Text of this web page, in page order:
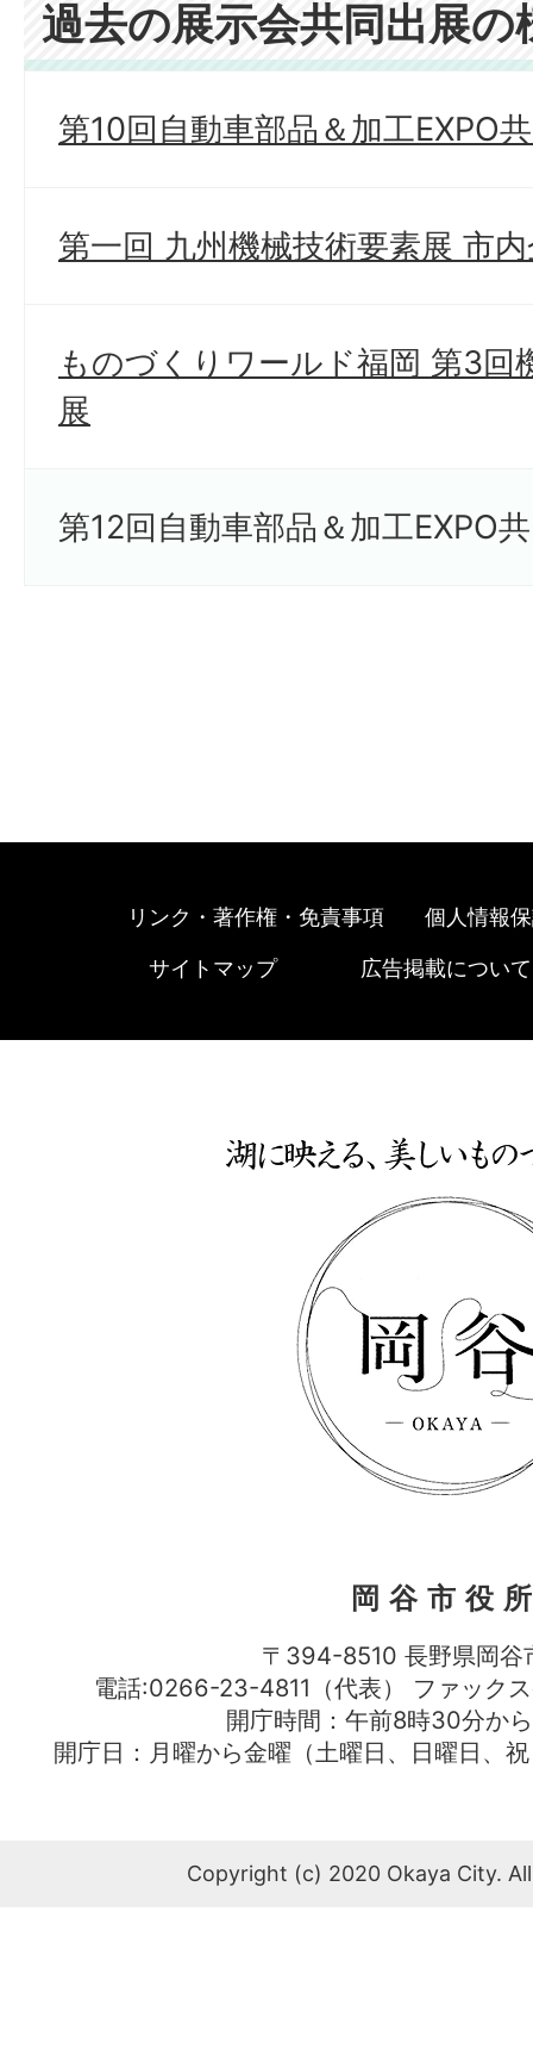
過去の展示会共同出展の
第10回自動車部品＆加工EXPO
第一回 九州機械技術要素展 市
ものづくりワールド福岡 第3回
展
第12回自動車部品＆加工EXPO
リンク・著作権・免責事項 個人情報
サイトマップ 広告掲載について
岡谷市役
〒394-8510 長野県岡谷
電話:0266-23-4811（代表） ファッ
開庁時間：午前8時30分か
開庁日：月曜から金曜（土曜日、日曜日、
Copyright (c) 2020 Okaya City.